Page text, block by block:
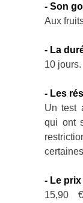
- Son
Aux
- La
10 jours.
- Les
Un test
qui ont
- Le prix
15,90